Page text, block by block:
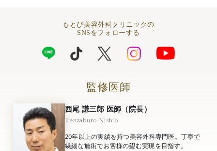
もとび美容外科クリニックの
SNSをフォローする
監修医師
西尾 謙三郎 医師（院長）
Kenzaburo Nishio
20年以上の実績を持つ美容外科専門医。丁寧で
繊細な施術でお客様の望む実現を目指す。